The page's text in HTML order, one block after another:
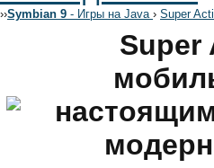
››Symbian 9 - Игры на Java › Super
Super